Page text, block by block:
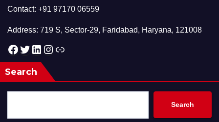
Contact: +91 97170 06559
Address: 719 S, Sector-29, Faridabad, Haryana, 121008
Facebook Twitter LinkedIn Instagram Link
Search
Search